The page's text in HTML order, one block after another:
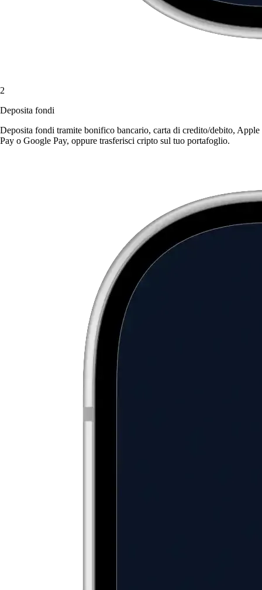
2
Deposita fondi
Deposita fondi tramite bonifico bancario, carta di credito/debito, Apple
Pay o Google Pay, oppure trasferisci cripto sul tuo portafoglio.